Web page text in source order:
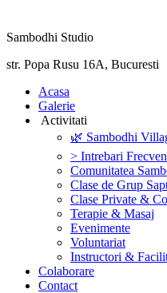
Sambodhi Studio
str. Popa Rusu 16A, Bucuresti
‎Acasa
Galerie
‎ ‎Activitati‎
🌿 Sambodhi
> Intrebari
Comunitatea
Clase de Grup
Clase Private &
Terapie & Masaj
‎Evenimente
Voluntariat
‏‏‎Instructori &
Colaborare
Contact